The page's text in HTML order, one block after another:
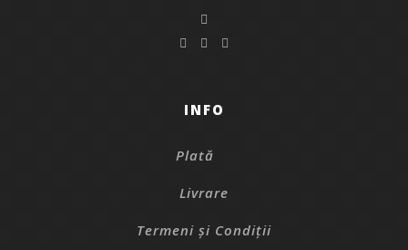
INFO
Plată
Livrare
Termeni și Condiții